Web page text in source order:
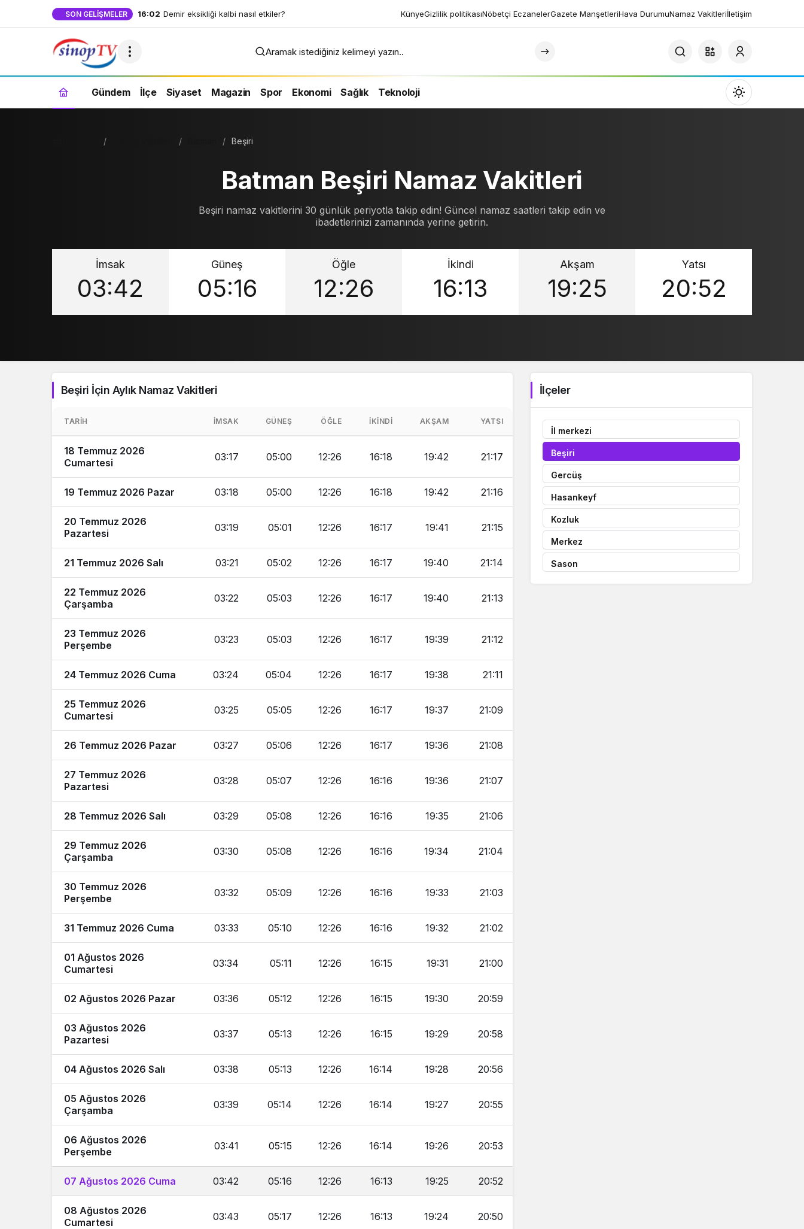
SON GELIŞMELER 16:02 Demir eksikliği kalbi nasıl etkiler? KünyeGizlilik politikasıNöbetçi EczanelerGazete ManşetleriHava DurumuNamaz Vakitleriİletişim
Aramak istediğiniz kelimeyi yazın..
Gündem İlçe Siyaset Magazin Spor Ekonomi Sağlık Teknoloji
Mod
değiştir
Sistem Modu
Sistem modunu seçin.
Beşiri
Batman Beşiri Namaz Vakitleri
Beşiri namaz vakitlerini 30 günlük periyotla takip edin! Güncel namaz saatleri takip edin ve
ibadetlerinizi zamanında yerine getirin.
İmsak
03:42
Güneş
05:16
Öğle
12:26
İkindi
16:13
Akşam
19:25
Yatsı
20:52
Beşiri İçin Aylık Namaz Vakitleri
TARIH İMSAK GÜNEŞ ÖĞLE İKINDI AKŞAM YATSI
18 Temmuz 2026
Cumartesi
03:17 05:00 12:26 16:18 19:42 21:17
19 Temmuz 2026 Pazar 03:18 05:00 12:26 16:18 19:42 21:16
20 Temmuz 2026
Pazartesi
03:19 05:01 12:26 16:17 19:41 21:15
21 Temmuz 2026 Salı 03:21 05:02 12:26 16:17 19:40 21:14
22 Temmuz 2026
Çarşamba
03:22 05:03 12:26 16:17 19:40 21:13
23 Temmuz 2026
Perşembe
03:23 05:03 12:26 16:17 19:39 21:12
24 Temmuz 2026 Cuma 03:24 05:04 12:26 16:17 19:38 21:11
25 Temmuz 2026
Cumartesi
03:25 05:05 12:26 16:17 19:37 21:09
26 Temmuz 2026 Pazar 03:27 05:06 12:26 16:17 19:36 21:08
27 Temmuz 2026
Pazartesi
03:28 05:07 12:26 16:16 19:36 21:07
28 Temmuz 2026 Salı 03:29 05:08 12:26 16:16 19:35 21:06
29 Temmuz 2026
Çarşamba
03:30 05:08 12:26 16:16 19:34 21:04
30 Temmuz 2026
Perşembe
03:32 05:09 12:26 16:16 19:33 21:03
31 Temmuz 2026 Cuma 03:33 05:10 12:26 16:16 19:32 21:02
01 Ağustos 2026
Cumartesi
03:34 05:11 12:26 16:15 19:31 21:00
02 Ağustos 2026 Pazar 03:36 05:12 12:26 16:15 19:30 20:59
03 Ağustos 2026
Pazartesi
03:37 05:13 12:26 16:15 19:29 20:58
04 Ağustos 2026 Salı 03:38 05:13 12:26 16:14 19:28 20:56
05 Ağustos 2026
Çarşamba
03:39 05:14 12:26 16:14 19:27 20:55
06 Ağustos 2026
Perşembe
03:41 05:15 12:26 16:14 19:26 20:53
07 Ağustos 2026 Cuma 03:42 05:16 12:26 16:13 19:25 20:52
08 Ağustos 2026
Cumartesi
03:43 05:17 12:26 16:13 19:24 20:50
İlçeler
İl merkezi
Beşiri
Gercüş
Hasankeyf
Kozluk
Merkez
Sason